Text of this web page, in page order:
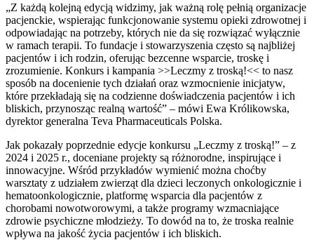
„Z każdą kolejną edycją widzimy, jak ważną rolę pełnią organizacje
pacjenckie, wspierając funkcjonowanie systemu opieki zdrowotnej i
odpowiadając na potrzeby, których nie da się rozwiązać wyłącznie
w ramach terapii. To fundacje i stowarzyszenia często są najbliżej
pacjentów i ich rodzin, oferując bezcenne wsparcie, troskę i
zrozumienie. Konkurs i kampania >>Leczmy z troską!<< to nasz
sposób na docenienie tych działań oraz wzmocnienie inicjatyw,
które przekładają się na codzienne doświadczenia pacjentów i ich
bliskich, przynosząc realną wartość” – mówi Ewa Królikowska,
dyrektor generalna Teva Pharmaceuticals Polska.
Jak pokazały poprzednie edycje konkursu „Leczmy z troską!” – z
2024 i 2025 r., doceniane projekty są różnorodne, inspirujące i
innowacyjne. Wśród przykładów wymienić można choćby
warsztaty z udziałem zwierząt dla dzieci leczonych onkologicznie i
hematoonkologicznie, platformę wsparcia dla pacjentów z
chorobami nowotworowymi, a także programy wzmacniające
zdrowie psychiczne młodzieży. To dowód na to, że troska realnie
wpływa na jakość życia pacjentów i ich bliskich.